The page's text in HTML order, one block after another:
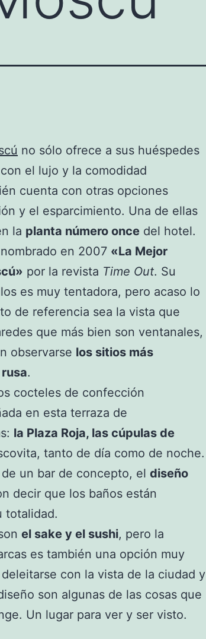
no sólo ofrece a sus huéspedes
el lujo y la comodidad
cuenta con otras opciones
y el esparcimiento. Una de ellas
la planta número once del hotel.
en 2007 «La Mejor
por la revista Time Out. Su
es muy tentadora, pero acaso lo
de referencia sea la vista que
que más bien son ventanales,
observarse los sitios más
.
cocteles de confección
en esta terraza de
la Plaza Roja, las cúpulas de
tanto de día como de noche.
un bar de concepto, el diseño
decir que los baños están
totalidad.
el sake y el sushi, pero la
es también una opción muy
con la vista de la ciudad y
son algunas de las cosas que
Un lugar para ver y ser visto.